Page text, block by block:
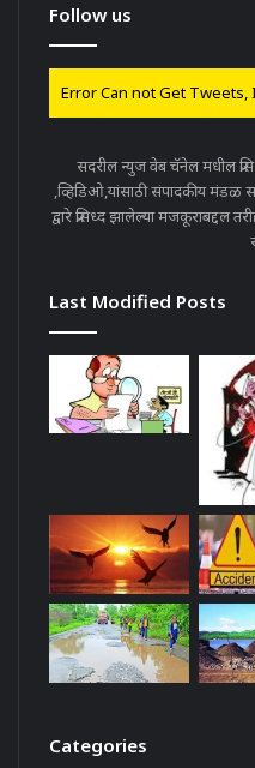
Follow us
Error Can not Get
सदरील न्युज वेब चॅनेल मधील
,व्हिडिओ,यांसाठी संपादकीय
द्वारे प्रसिध्द झालेल्या मजकूराबद्दल
Last Modified Posts
Categories